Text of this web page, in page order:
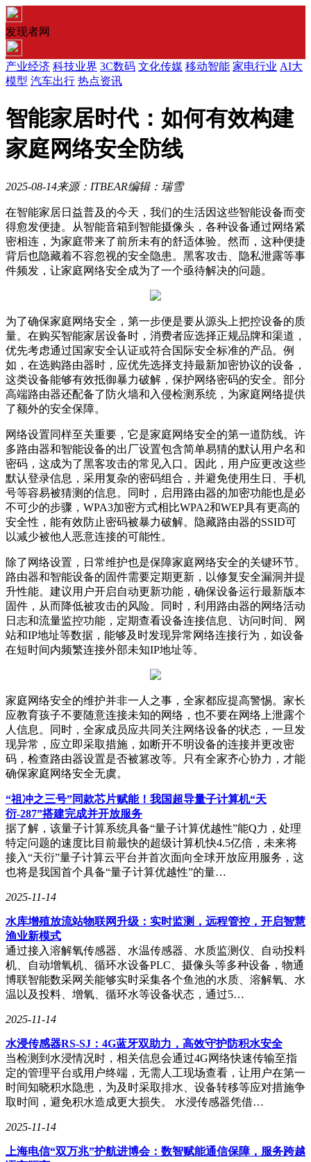
发现者网
产业经济 科技业界 3C数码 文化传媒 移动智能 家电行业 AI大
模型 汽车出行 热点资讯
智能家居时代：如何有效构建
家庭网络安全防线
2025-08-14来源：ITBEAR编辑：瑞雪
在智能家居日益普及的今天，我们的生活因这些智能设备而变
得愈发便捷。从智能音箱到智能摄像头，各种设备通过网络紧
密相连，为家庭带来了前所未有的舒适体验。然而，这种便捷
背后也隐藏着不容忽视的安全隐患。黑客攻击、隐私泄露等事
件频发，让家庭网络安全成为了一个亟待解决的问题。
为了确保家庭网络安全，第一步便是要从源头上把控设备的质
量。在购买智能家居设备时，消费者应选择正规品牌和渠道，
优先考虑通过国家安全认证或符合国际安全标准的产品。例
如，在选购路由器时，应优先选择支持最新加密协议的设备，
这类设备能够有效抵御暴力破解，保护网络密码的安全。部分
高端路由器还配备了防火墙和入侵检测系统，为家庭网络提供
了额外的安全保障。
网络设置同样至关重要，它是家庭网络安全的第一道防线。许
多路由器和智能设备的出厂设置包含简单易猜的默认用户名和
密码，这成为了黑客攻击的常见入口。因此，用户应更改这些
默认登录信息，采用复杂的密码组合，并避免使用生日、手机
号等容易被猜测的信息。同时，启用路由器的加密功能也是必
不可少的步骤，WPA3加密方式相比WPA2和WEP具有更高的
安全性，能有效防止密码被暴力破解。隐藏路由器的SSID可
以减少被他人恶意连接的可能性。
除了网络设置，日常维护也是保障家庭网络安全的关键环节。
路由器和智能设备的固件需要定期更新，以修复安全漏洞并提
升性能。建议用户开启自动更新功能，确保设备运行最新版本
固件，从而降低被攻击的风险。同时，利用路由器的网络活动
日志和流量监控功能，定期查看设备连接信息、访问时间、网
站和IP地址等数据，能够及时发现异常网络连接行为，如设备
在短时间内频繁连接外部未知IP地址等。
家庭网络安全的维护并非一人之事，全家都应提高警惕。家长
应教育孩子不要随意连接未知的网络，也不要在网络上泄露个
人信息。同时，全家成员应共同关注网络设备的状态，一旦发
现异常，应立即采取措施，如断开不明设备的连接并更改密
码，检查路由器设置是否被篡改等。只有全家齐心协力，才能
确保家庭网络安全无虞。
“祖冲之三号”同款芯片赋能！我国超导量子计算机“天
衍-287”搭建完成并开放服务
据了解，该量子计算系统具备“量子计算优越性”能Q力，处理
特定问题的速度比目前最快的超级计算机快4.5亿倍，未来将
接入“天衍”量子计算云平台并首次面向全球开放应用服务，这
也将是我国首个具备“量子计算优越性”的量…
2025-11-14
水库增殖放流站物联网升级：实时监测，远程管控，开启智慧
渔业新模式
通过接入溶解氧传感器、水温传感器、水质监测仪、自动投料
机、自动增氧机、循环水设备PLC、摄像头等多种设备，物通
博联智能数采网关能够实时采集各个鱼池的水质、溶解氧、水
温以及投料、增氧、循环水等设备状态，通过5…
2025-11-14
水浸传感器RS-SJ：4G蓝牙双助力，高效守护防积水安全
当检测到水浸情况时，相关信息会通过4G网络快速传输至指
定的管理平台或用户终端，无需人工现场查看，让用户在第一
时间知晓积水隐患，为及时采取排水、设备转移等应对措施争
取时间，避免积水造成更大损失。 水浸传感器凭借…
2025-11-14
上海电信“双万兆”护航进博会：数智赋能通信保障，服务跨越